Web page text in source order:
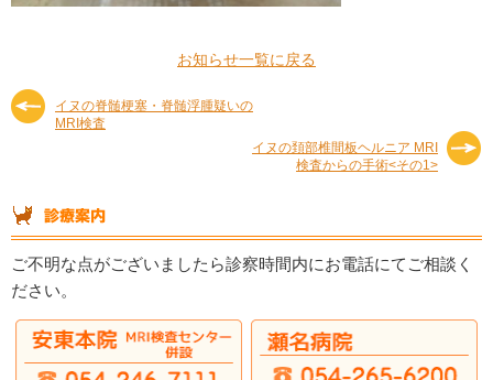
お知らせ一覧に戻る
イヌの脊髄梗塞・脊髄浮腫疑いの
MRI検査
イヌの頚部椎間板ヘルニア MRI
検査からの手術<その1>
ご不明な点がございましたら診察時間内にお電話にてご相談く
ださい。